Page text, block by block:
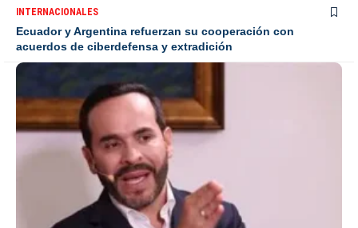
INTERNACIONALES
Ecuador y Argentina refuerzan su cooperación con
acuerdos de ciberdefensa y extradición